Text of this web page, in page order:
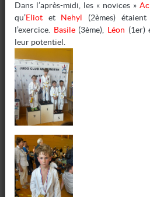
TAISO
Nouveauté créneau
que soit votre âge, venez
physique et rencontrer...
Écrit par Marjorie
Dans l’après-midi, les « novices »
qu’Eliotet Nehyl (2èmes)
l’exercice. Basile (3ème), Léon (1er)
leur potentiel.